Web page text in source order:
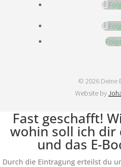
© 2026 Deine
Website by
Fast geschafft!
wohin soll ich
und das E-
Durch die Eintragung erteilst du